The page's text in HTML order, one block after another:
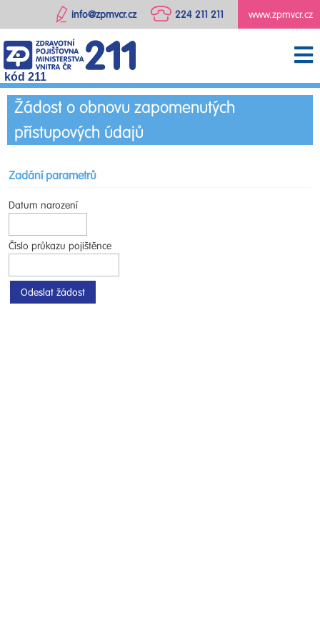
www.zpmvcr.cz
224 211 211
info@zpmvcr.cz
kód 211
Žádost o obnovu zapomenutých
přístupových údajů
Zadání parametrů
Datum narození
Číslo průkazu pojištěnce